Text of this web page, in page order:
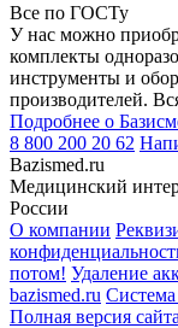
Все по ГОСТу
У нас можно
комплекты
инструменты и
производителей.
Подробнее о
8 800 200 20 62
Bazismed.ru
Медицинский
России
О компании
потом! Удаление
bazismed.ru
Полная версия сайта